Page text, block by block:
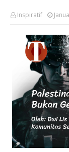
Inspiratif